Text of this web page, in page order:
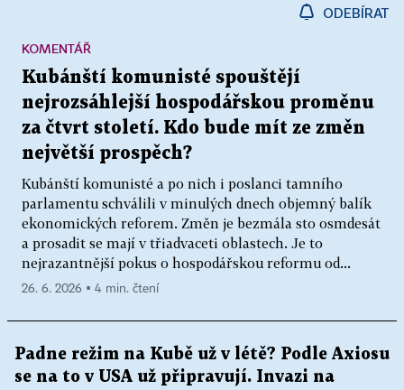
ODEBÍRAT
Kubánští komunisté spouštějí
nejrozsáhlejší hospodářskou proměnu
za čtvrt století. Kdo bude mít ze změn
největší prospěch?
Kubánští komunisté a po nich i poslanci tamního
parlamentu schválili v minulých dnech objemný balík
ekonomických reforem. Změn je bezmála sto osmdesát
a prosadit se mají v třiadvaceti oblastech. Je to
nejrazantnější pokus o hospodářskou reformu od...
KOMENTÁŘ
26. 6. 2026 ▪ 4 min. čtení
Padne režim na Kubě už v létě? Podle Axiosu
se na to v USA už připravují. Invazi na